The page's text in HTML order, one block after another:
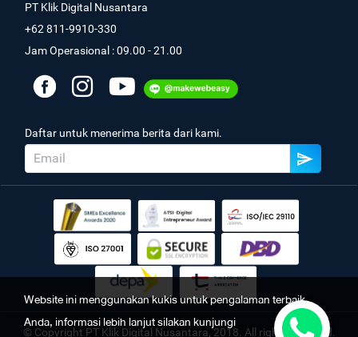
PT Klik Digital Nusantara
+62 811-9910-330
Jam Operasional : 09.00 - 21.00
Daftar untuk menerima berita dari kami.
© Copyright PT Klik Digital Nusantara, 2018. All rights reserved.
Website ini menggunakan kukis untuk pengalaman terbaik
Anda, informasi lebih lanjut silakan kunjungi